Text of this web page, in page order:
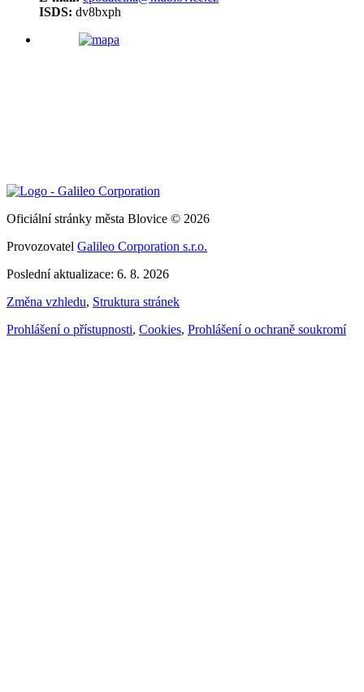
ISDS: dv8bxph
Oficiální stránky města Blovice © 2026
Provozovatel Galileo Corporation s.r.o.
Poslední aktualizace: 6. 8. 2026
Změna vzhledu, Struktura stránek
Prohlášení o přístupnosti, Cookies, Prohlášení o ochraně soukromí